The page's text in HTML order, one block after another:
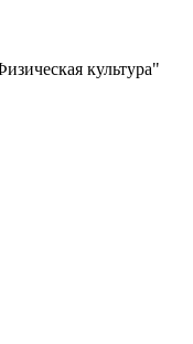
культура"